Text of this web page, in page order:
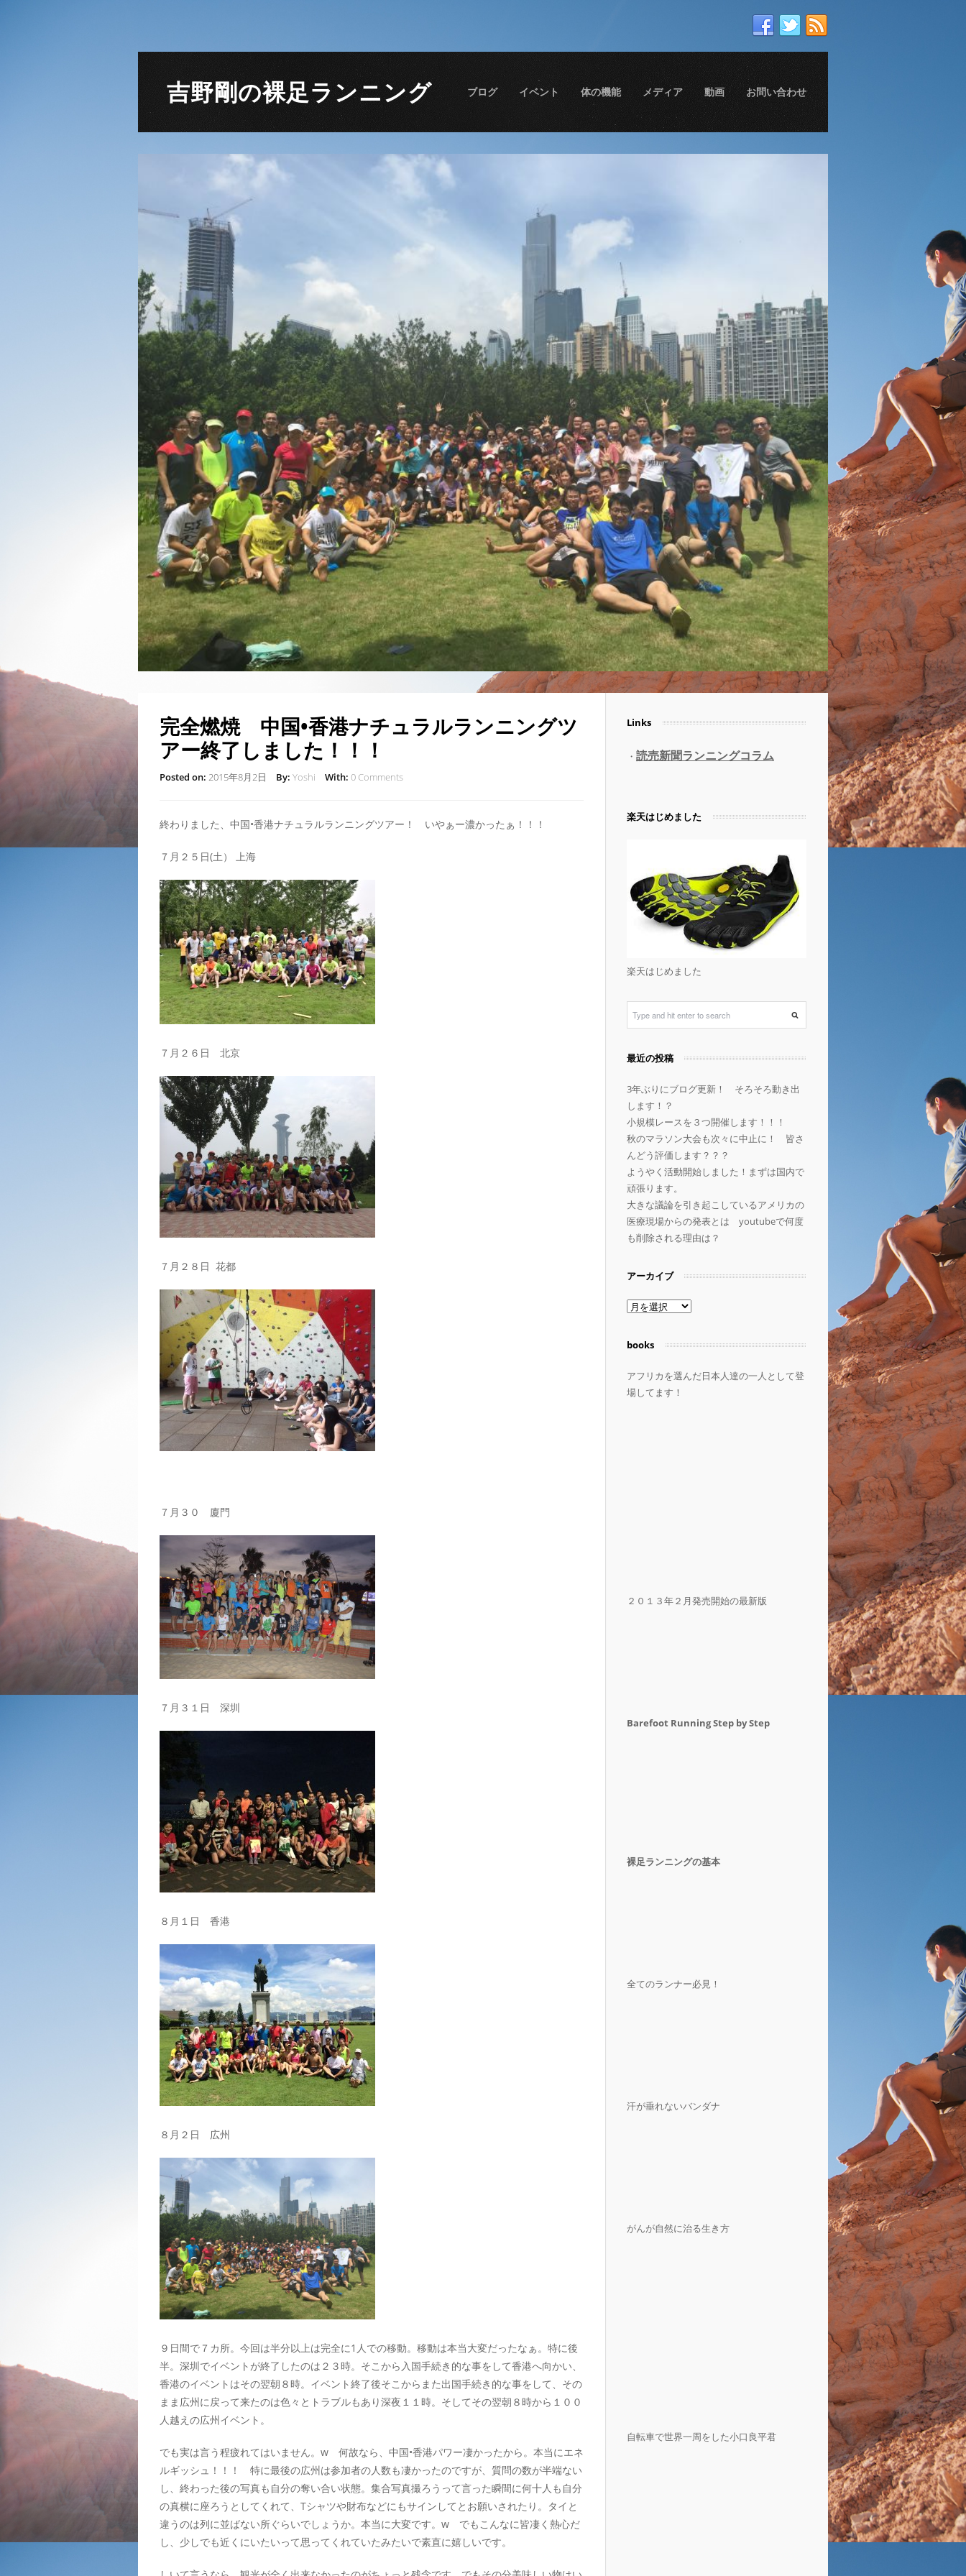
吉野剛の裸足ランニング ブログ イベント 体の機能 メディア 動画 お問い合わせ
完全燃焼 中国•香港ナチュラルランニングツ
アー終了しました！！！
Posted on: 2015年8月2日 By: Yoshi With: 0 Comments
終わりました、中国•香港ナチュラルランニングツアー！ いやぁー濃かったぁ！！！
７月２５日(土） 上海
７月２６日 北京
７月２８日 花都
７月３０ 廈門
７月３１日 深圳
８月１日 香港
８月２日 広州
９日間で７カ所。今回は半分以上は完全に1人での移動。移動は本当大変だったなぁ。特に後
半。深圳でイベントが終了したのは２３時。そこから入国手続き的な事をして香港へ向かい、
香港のイベントはその翌朝８時。イベント終了後そこからまた出国手続き的な事をして、その
まま広州に戻って来たのは色々とトラブルもあり深夜１１時。そしてその翌朝８時から１００
人越えの広州イベント。
でも実は言う程疲れてはいません。w 何故なら、中国•香港パワー凄かったから。本当にエネ
ルギッシュ！！！ 特に最後の広州は参加者の人数も凄かったのですが、質問の数が半端ない
し、終わった後の写真も自分の奪い合い状態。集合写真撮ろうって言った瞬間に何十人も自分
の真横に座ろうとしてくれて、Tシャツや財布などにもサインしてとお願いされたり。タイと
違うのは列に並ばない所ぐらいでしょうか。本当に大変です。w でもこんなに皆凄く熱心だ
し、少しでも近くにいたいって思ってくれていたみたいで素直に嬉しいです。
Links
・ 読売新聞ランニングコラム
楽天はじめました
楽天はじめました
最近の投稿
3年ぶりにブログ更新！ そろそろ動き出
します！？
小規模レースを３つ開催します！！！
秋のマラソン大会も次々に中止に！ 皆さ
んどう評価します？？？
ようやく活動開始しました！まずは国内で
頑張ります。
大きな議論を引き起こしているアメリカの
医療現場からの発表とは youtubeで何度
も削除される理由は？
アーカイブ
ア
カ
ブ
books
アフリカを選んだ日本人達の一人として登
場してます！
２０１３年２月発売開始の最新版
Barefoot Running Step by Step
裸足ランニングの基本
全てのランナー必見！
汗が垂れないバンダナ
がんが自然に治る生き方
自転車で世界一周をした小口良平君